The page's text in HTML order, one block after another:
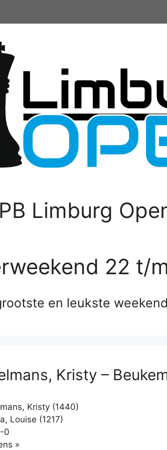
Limburg
22 t/
en leukste
Kristy –
Kristy (1440)
Louise (1217)
0
»